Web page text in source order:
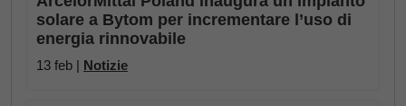
solare a Bytom per incrementare l’uso di
energia rinnovabile
13 feb | Notizie